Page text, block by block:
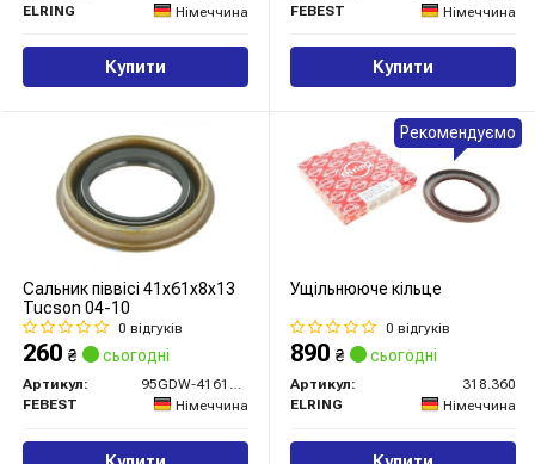
ELRING
Німеччина
Купити
FEBEST
Німеччина
Купити
Сальник піввісі 41x61x8x13
Tucson 04-10
0 відгуків
260 ₴ сьогодні
Артикул:
95GDW-41610813R
FEBEST
Німеччина
Ущільнююче кільце
0 відгуків
890 ₴ сьогодні
Артикул:
318.360
ELRING
Німеччина
Рекомендуємо